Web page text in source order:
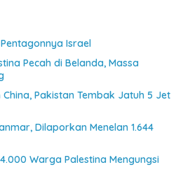
Israel
Pecah di Belanda, Massa
Pakistan Tembak Jatuh 5 Jet
Dilaporkan Menelan 1.644
Warga Palestina Mengungsi